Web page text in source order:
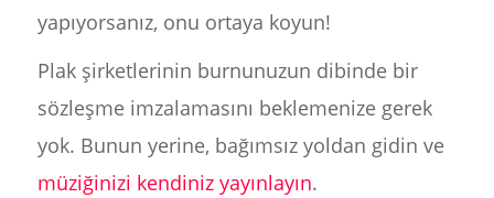
yapıyorsanız, onu ortaya koyun!
Plak şirketlerinin burnunuzun dibinde bir
sözleşme imzalamasını beklemenize gerek
yok. Bunun yerine, bağımsız yoldan gidin ve
müziğinizi kendiniz yayınlayın.